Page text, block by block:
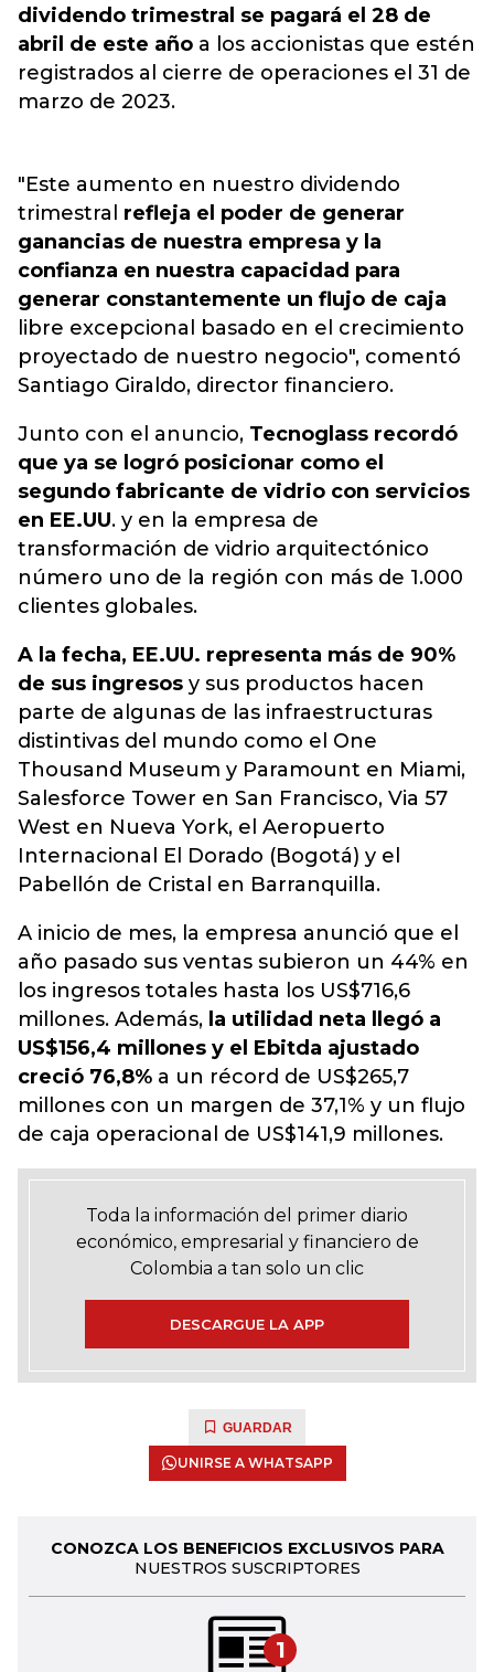
dividendo trimestral se pagará el 28 de
abril de este año a los accionistas que estén
registrados al cierre de operaciones el 31 de
marzo de 2023.
"Este aumento en nuestro dividendo
trimestral refleja el poder de generar
ganancias de nuestra empresa y la
confianza en nuestra capacidad para
generar constantemente un flujo de caja
libre excepcional basado en el crecimiento
proyectado de nuestro negocio", comentó
Santiago Giraldo, director financiero.
Junto con el anuncio, Tecnoglass recordó
que ya se logró posicionar como el
segundo fabricante de vidrio con servicios
en EE.UU. y en la empresa de
transformación de vidrio arquitectónico
número uno de la región con más de 1.000
clientes globales.
A la fecha, EE.UU. representa más de 90%
de sus ingresos y sus productos hacen
parte de algunas de las infraestructuras
distintivas del mundo como el One
Thousand Museum y Paramount en Miami,
Salesforce Tower en San Francisco, Via 57
West en Nueva York, el Aeropuerto
Internacional El Dorado (Bogotá) y el
Pabellón de Cristal en Barranquilla.
A inicio de mes, la empresa anunció que el
año pasado sus ventas subieron un 44% en
los ingresos totales hasta los US$716,6
millones. Además, la utilidad neta llegó a
US$156,4 millones y el Ebitda ajustado
creció 76,8% a un récord de US$265,7
millones con un margen de 37,1% y un flujo
de caja operacional de US$141,9 millones.
Toda la información del primer diario
económico, empresarial y financiero de
Colombia a tan solo un clic
DESCARGUE LA APP
GUARDAR
UNIRSE A WHATSAPP
CONOZCA LOS BENEFICIOS EXCLUSIVOS PARA
NUESTROS SUSCRIPTORES
1